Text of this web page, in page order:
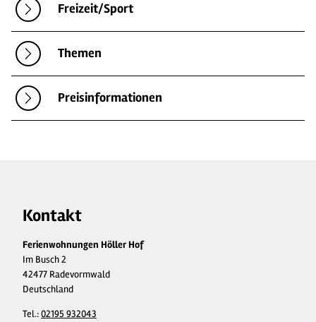
Freizeit/Sport
Themen
Preisinformationen
Kontakt
Ferienwohnungen Höller Hof
Im Busch 2
42477 Radevormwald
Deutschland
Tel.:02195 932043